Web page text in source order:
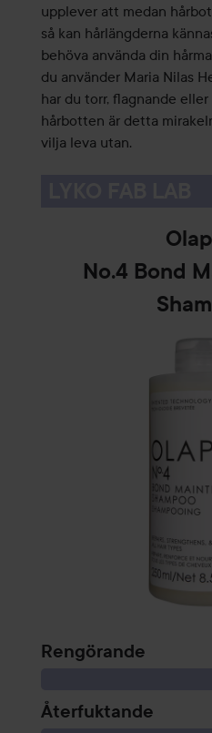
upplever att medan
så kan hårlängderna
behöva använda din
du använder Maria Nilas
har du torr, flagnande
hårbotten är detta
vilja leva utan.
No.4 Bond
Rengörande
Återfuktande